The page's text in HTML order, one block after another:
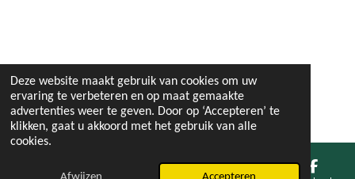
Deze website maakt gebruik van cookies om uw
ervaring te verbeteren en op maat gemaakte
advertenties weer te geven. Door op ‘Accepteren’ te
klikken, gaat u akkoord met het gebruik van alle
cookies.